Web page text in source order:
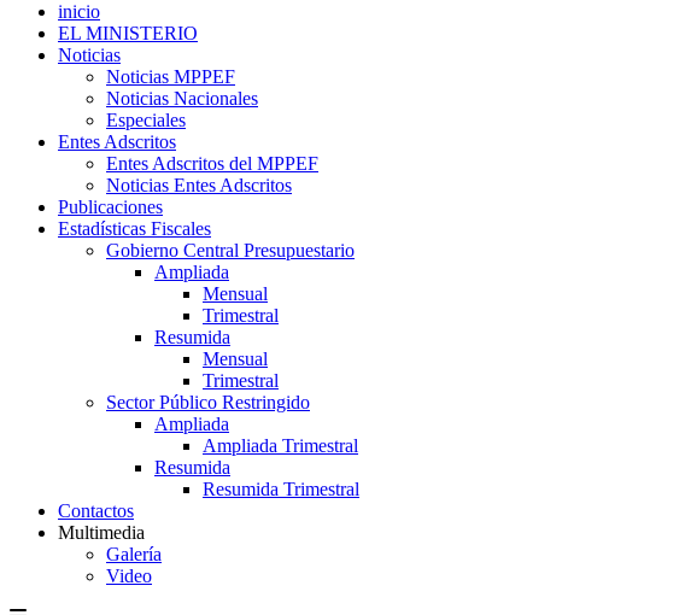
inicio
EL MINISTERIO
Noticias
Noticias MPPEF
Noticias Nacionales
Especiales
Entes Adscritos
Entes Adscritos del MPPEF
Noticias Entes Adscritos
Publicaciones
Estadísticas Fiscales
Gobierno Central Presupuestario
Ampliada
Mensual
Trimestral
Resumida
Mensual
Trimestral
Sector Público Restringido
Ampliada
Ampliada Trimestral
Resumida
Resumida Trimestral
Contactos
Multimedia
Galería
Video